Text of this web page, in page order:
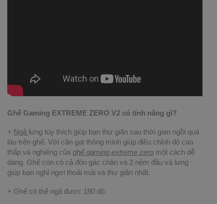
Ghế Gaming EXTREME ZERO V2 có tính năng gì?
+ Ngả lưng tùy thích giúp bạn thư giãn sau thời gian ngồi quá
lâu trên ghế. Với cần gạt thông minh giúp điều chỉnh độ cao
thấp và nghiêng của ghế gaming extreme zero một cách dễ
dàng. Ghế còn có cả đôn gác chân và 2 nệm đầu và lưng
giúp bạn nghỉ ngơi thoải mái và thư giãn nhất.
+ Ghế có thể ngả được 180 độ.